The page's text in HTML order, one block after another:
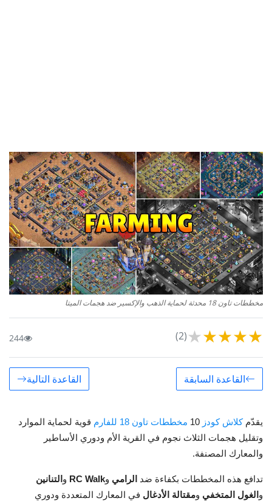
مخططات تاون 18 محدثة لحماية الذهب والإكسير ضد هجمات الميتا
★
★
★
★
★
(2)
244
القاعدة السابقة القاعدة التالية
يقدّمكلاش كودز مخططات تاون 18 للفارم
قوية لحماية الموارد
وتقليل هجمات الثلاث نجوم في القرية الأم ودوري الأساطير
والمعارك المصنفة.
تدافع هذه المخططات بكفاءة ضد الرامي وRC Walk و التنانين
و الغول المتخفي ومقتالة الأدغال في المعارك المتعددة ودوري